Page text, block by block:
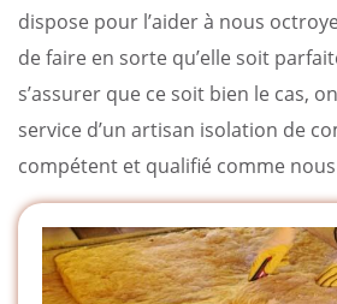
dispose pour l’aider à nous
de faire en sorte qu’elle soit
s’assurer que ce soit bien le cas,
service d’un artisan isolation de
compétent et qualifié comme